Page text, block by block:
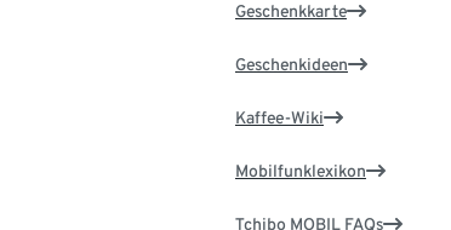
Geschenkkarte
Geschenkideen
Kaffee-Wiki
Mobilfunklexikon
Tchibo MOBIL FAQs